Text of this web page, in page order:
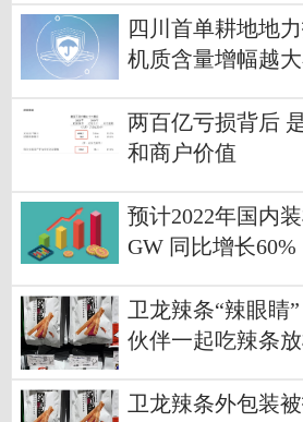
四川首单耕地地
机质含量增幅越
两百亿亏损背后
和商户价值
预计2022年国内
GW 同比增长60%
卫龙辣条“辣眼睛
伙伴一起吃辣条
卫龙辣条外包装